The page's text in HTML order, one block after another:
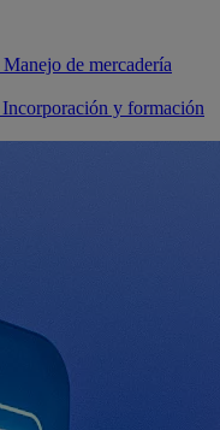
Manejo de mercadería
Incorporación y formación